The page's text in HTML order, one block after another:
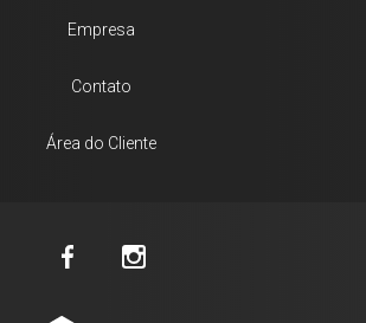
Empresa
Contato
Área do Cliente